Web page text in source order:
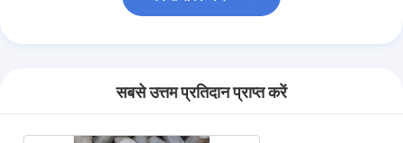
सबसे उत्तम प्रतिदान प्राप्त करें